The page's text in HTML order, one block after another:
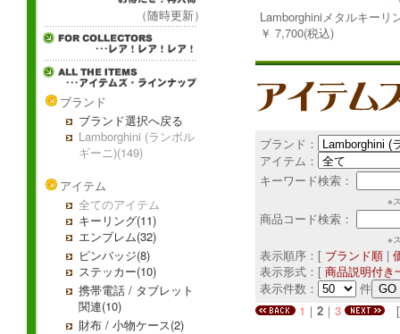
（随時更新）
ブランド
ブランド選択へ戻る
Lamborghini (ランボル
ギーニ)(149)
アイテム
全てのアイテム
キーリング(11)
エンブレム(32)
ピンバッジ(8)
ステッカー(10)
携帯電話 / タブレット
関連(10)
財布 / 小物ケース(2)
Lamborghiniメタルキーリ
￥ 7,700(税込)
ブランド：
アイテム：
キーワード検索：
※
商品コード検索：
※
表示順序：[ ブランド順 |
表示形式：[ 商品説明付き
表示件数：
件
1 ｜ 2 ｜ 3 [